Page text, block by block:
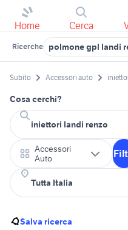
Home Cerca
Ricerche polmone gpl landi
Subito Accessori auto
Cosa cerchi?
Accessori
Auto
Salva ricerca